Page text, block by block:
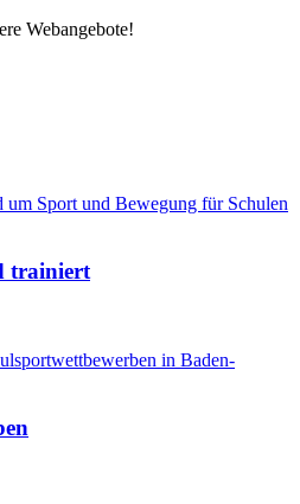
Webangebote!
Sport und Bewegung für Schulen
trainiert
in Baden-